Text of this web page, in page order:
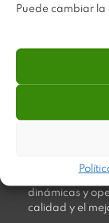
Puede cambiar la
innovadores y
en medios
dinámicas y
calidad y el